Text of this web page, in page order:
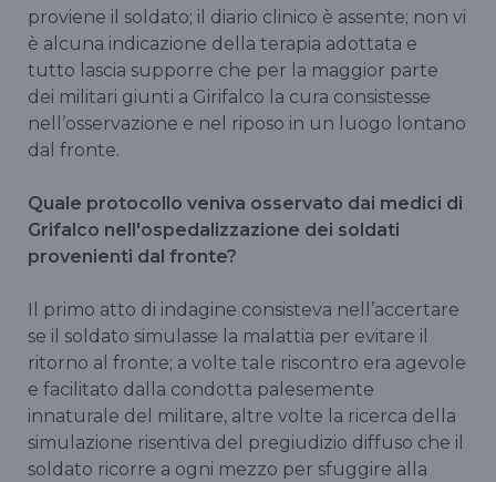
proviene il soldato; il diario clinico è assente; non vi
è alcuna indicazione della terapia adottata e
tutto lascia supporre che per la maggior parte
dei militari giunti a Girifalco la cura consistesse
nell’osservazione e nel riposo in un luogo lontano
dal fronte.
Quale protocollo veniva osservato dai medici di
Grifalco nell'ospedalizzazione dei soldati
provenienti dal fronte?
Il primo atto di indagine consisteva nell’accertare
se il soldato simulasse la malattia per evitare il
ritorno al fronte; a volte tale riscontro era agevole
e facilitato dalla condotta palesemente
innaturale del militare, altre volte la ricerca della
simulazione risentiva del pregiudizio diffuso che il
soldato ricorre a ogni mezzo per sfuggire alla